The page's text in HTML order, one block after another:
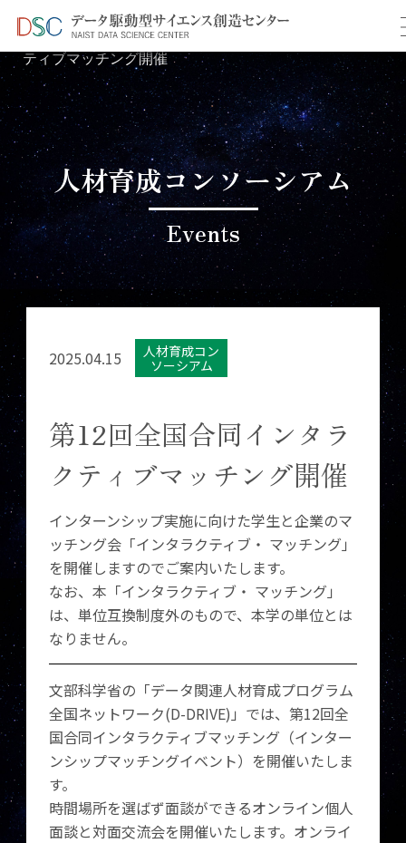
TOP ＞ イベント情報
＞ 第12回全国合同インタラク
ティブマッチング開催
人材育成コンソーシアム
Events
2025.04.15
人材育成コン
ソーシアム
第12回全国合同インタラ
クティブマッチング開催
インターンシップ実施に向けた学生と企業のマ
ッチング会「インタラクティブ・ マッチング」
を開催しますのでご案内いたします。
なお、本「インタラクティブ・ マッチング」
は、単位互換制度外のもので、本学の単位とは
なりません。
文部科学省の「データ関連人材育成プログラム
全国ネットワーク(D-DRIVE)」では、第12回全
国合同インタラクティブマッチング（インター
ンシップマッチングイベント）を開催いたしま
す。
時間場所を選ばず面談ができるオンライン個人
面談と対面交流会を開催いたします。オンライ